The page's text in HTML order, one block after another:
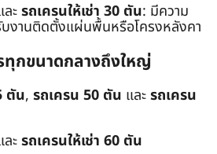
ละรถเครนให้เช่า 30 ตัน: มีความ
งานติดตั้งแผ่นพื้นหรือโครงหลังคา
กขนาดกลางถึงใหญ่
ตัน, รถเครน 50 ตัน และรถเครน
ละรถเครนให้เช่า 60 ตัน